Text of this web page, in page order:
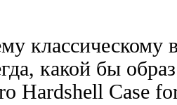
классическому
какой бы
Hardshell Case